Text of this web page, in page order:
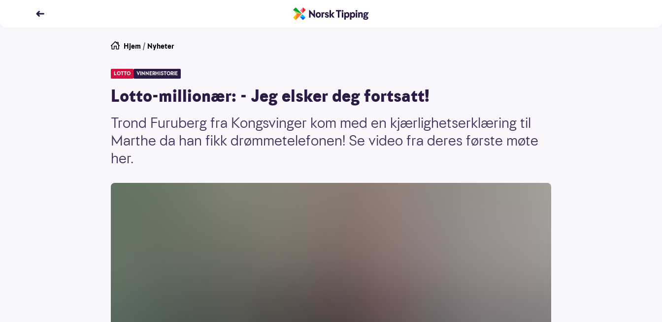
Hjem / Nyheter
LOTTO VINNERHISTORIE
Lotto-millionær: - Jeg elsker deg fortsatt!
Trond Furuberg fra Kongsvinger kom med en kjærlighetserklæring til
Marthe da han fikk drømmetelefonen! Se video fra deres første møte
her.